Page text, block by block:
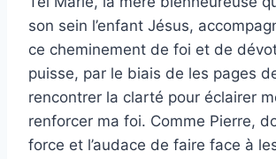
son sein l’enfant Jésus,
ce cheminement de foi et de
puisse, par le biais de les pages
rencontrer la clarté pour éclairer
renforcer ma foi. Comme Pierre,
force et l’audace de faire face à